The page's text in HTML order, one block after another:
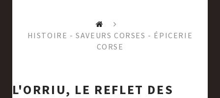
HISTOIRE - SAVEURS CORSES - ÉPICERIE
CORSE
L'ORRIU, LE REFLET DES